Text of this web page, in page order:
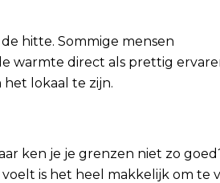
hitte. Sommige mensen
warmte direct als prettig
het lokaal te zijn.
ken je je grenzen niet zo
is het heel makkelijk om te